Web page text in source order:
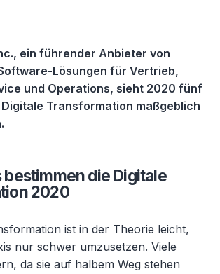
ein führender Anbieter von
Lösungen für Vertrieb,
und Operations, sieht 2020 fünf
Transformation maßgeblich
bestimmen die Digitale
2020
ist in der Theorie leicht,
nur schwer umzusetzen. Viele
da sie auf halbem Weg stehen